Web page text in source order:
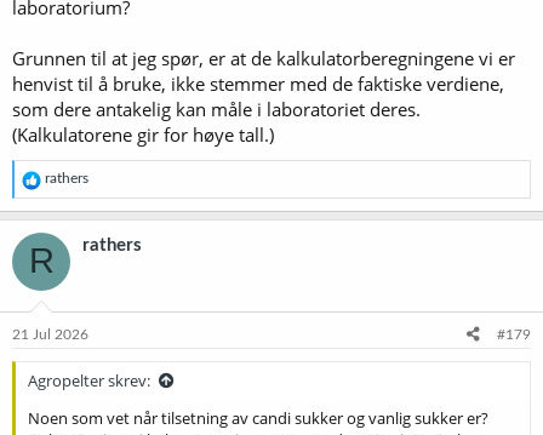
laboratorium?
Grunnen til at jeg spør, er at de kalkulatorberegningene vi er
henvist til å bruke, ikke stemmer med de faktiske verdiene,
som dere antakelig kan måle i laboratoriet deres.
(Kalkulatorene gir for høye tall.)
R
e
a
k
s
j
o
e
rathers
R rathers
21 Jul 2026 #179
Agropelter skrev:
Noen som vet når tilsetning av candi sukker og vanlig sukker er?